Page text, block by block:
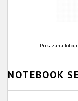
Prikazana
NOTEBOOK